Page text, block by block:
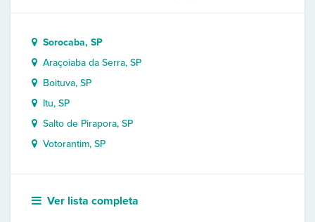
Sorocaba, SP
Araçoiaba da Serra, SP
Boituva, SP
Itu, SP
Salto de Pirapora, SP
Votorantim, SP
Ver lista completa